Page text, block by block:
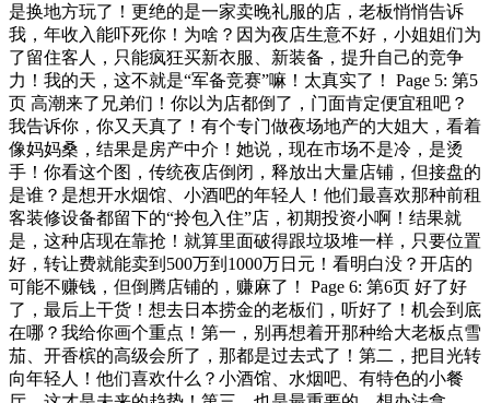
是换地方玩了！更绝的是一家卖晚礼服的店，老板悄悄告诉
我，年收入能吓死你！为啥？因为夜店生意不好，小姐姐们为
了留住客人，只能疯狂买新衣服、新装备，提升自己的竞争
力！我的天，这不就是“军备竞赛”嘛！太真实了！ Page 5: 第5
页 高潮来了兄弟们！你以为店都倒了，门面肯定便宜租吧？
我告诉你，你又天真了！有个专门做夜场地产的大姐大，看着
像妈妈桑，结果是房产中介！她说，现在市场不是冷，是烫
手！你看这个图，传统夜店倒闭，释放出大量店铺，但接盘的
是谁？是想开水烟馆、小酒吧的年轻人！他们最喜欢那种前租
客装修设备都留下的“拎包入住”店，初期投资小啊！结果就
是，这种店现在靠抢！就算里面破得跟垃圾堆一样，只要位置
好，转让费就能卖到500万到1000万日元！看明白没？开店的
可能不赚钱，但倒腾店铺的，赚麻了！ Page 6: 第6页 好了好
了，最后上干货！想去日本捞金的老板们，听好了！机会到底
在哪？我给你画个重点！第一，别再想着开那种给大老板点雪
茄、开香槟的高级会所了，那都是过去式了！第二，把目光转
向年轻人！他们喜欢什么？小酒馆、水烟吧、有特色的小餐